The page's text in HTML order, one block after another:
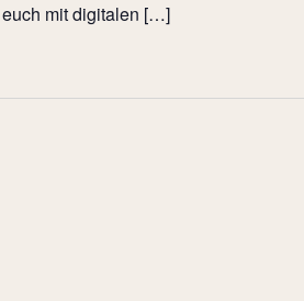
mit digitalen […]